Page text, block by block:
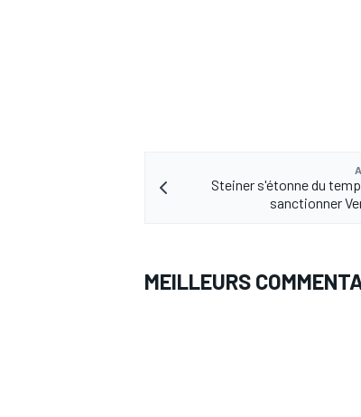
Steiner s'étonne du
sanctionner
MEILLEURS